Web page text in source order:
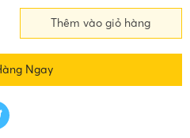
Thêm vào giỏ hàng
Ngay